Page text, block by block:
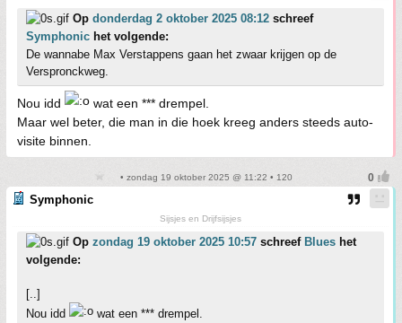
Op donderdag 2 oktober 2025 08:12 schreef
Symphonic het volgende:
De wannabe Max Verstappens gaan het zwaar krijgen op de
Verspronckweg.
Nou idd
wat een *** drempel.
Maar wel beter, die man in die hoek kreeg anders steeds auto-
visite binnen.
• zondag 19 oktober 2025 @ 11:22 • 120
Symphonic
Sijsjes en Drijfsijsjes
Op zondag 19 oktober 2025 10:57 schreef Blues het
volgende:
[..]
Nou idd
wat een *** drempel.